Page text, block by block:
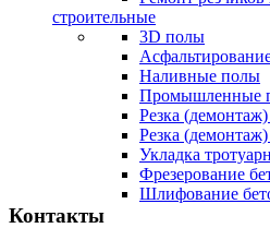
строительные
3D полы
Наливные полы
Промышленные
Резка (демонтаж)
Резка (демонтаж)
Укладка
Фрезерование
Шлифование
Контакты